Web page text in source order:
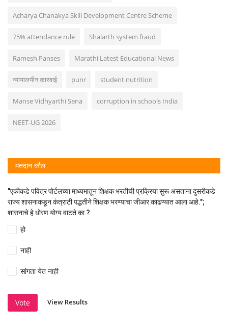
Acharya Chanakya Skill Development Centre Scheme
75% attendance rule Shalarth system fraud
Ramesh Panses Marathi Latest Educational News
न्यायालयीन कारवाई punr student nutrition
Manse Vidhyarthi Sena corruption in schools India
NEET-UG 2026
मतदान कौल
"एकीकडे पवित्र पोर्टलच्या माध्यमातून शिक्षक भरतीची प्रक्रिया सुरू असताना दुसरीकडे
राज्य शासनाकडून कंत्राटी पद्धतीने शिक्षक भरण्याचा जीआर काढण्यात आला आहे.";
शासनाचे हे धोरण योग्य वाटते का ?
हो
नाही
सांगता येत नाही
Vote View Results